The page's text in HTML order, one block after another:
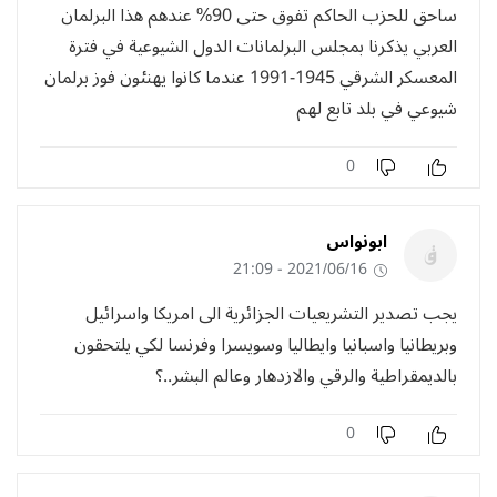
ساحق للحزب الحاكم تفوق حتی 90% عندهم هذا البرلمان
العربي يذكرنا بمجلس البرلمانات الدول الشيوعية في فترة
المعسكر الشرقي 1945-1991 عندما كانوا يهنٸون فوز برلمان
شيوعي في بلد تابع لهم
0
ابونواس
2021/06/16 - 21:09
يجب تصدير التشريعيات الجزائرية الى امريكا واسرائيل
وبريطانيا واسبانيا وايطاليا وسويسرا وفرنسا لكي يلتحقون
بالديمقراطية والرقي والازدهار وعالم البشر..؟
0